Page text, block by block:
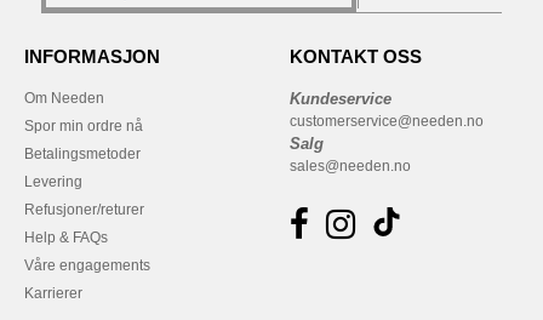
INFORMASJON
Om Needen
Spor min ordre nå
Betalingsmetoder
Levering
Refusjoner/returer
Help & FAQs
Våre engagements
Karrierer
KONTAKT OSS
Kundeservice
customerservice@needen.no
Salg
sales@needen.no